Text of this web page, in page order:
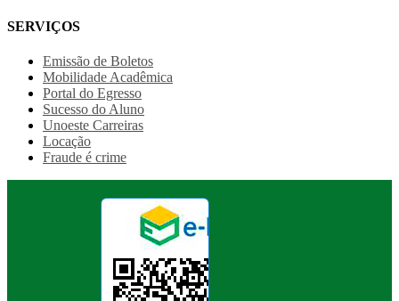
SERVIÇOS
Emissão de Boletos
Mobilidade Acadêmica
Portal do Egresso
Sucesso do Aluno
Unoeste Carreiras
Locação
Fraude é crime